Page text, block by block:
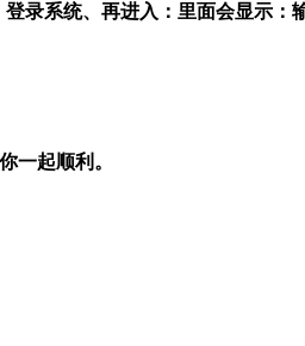
录系统、再进入：里面会显示：
一起顺利。